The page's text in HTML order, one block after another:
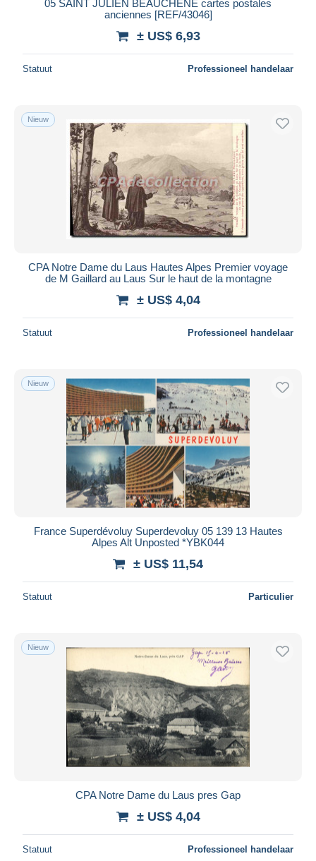
05 SAINT JULIEN BEAUCHENE cartes postales
anciennes [REF/43046]
± US$ 6,93
Statuut Professioneel handelaar
Nieuw
CPA Notre Dame du Laus Hautes Alpes Premier voyage
de M Gaillard au Laus Sur le haut de la montagne
± US$ 4,04
Statuut Professioneel handelaar
Nieuw
France Superdévoluy Superdevoluy 05 139 13 Hautes
Alpes Alt Unposted *YBK044
± US$ 11,54
Statuut Particulier
Nieuw
CPA Notre Dame du Laus pres Gap
± US$ 4,04
Statuut Professioneel handelaar